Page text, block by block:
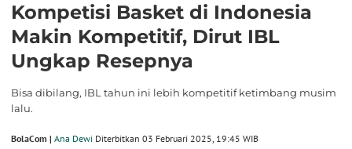
Kompetisi Basket di Indonesia
Makin Kompetitif, Dirut IBL
Ungkap Resepnya
Bisa dibilang, IBL tahun ini lebih kompetitif ketimbang musim
lalu.
BolaCom | Ana Dewi Diterbitkan 03 Februari 2025, 19:45 WIB